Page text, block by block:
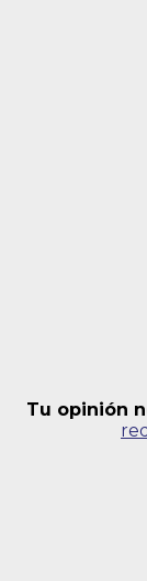
Tu opinión